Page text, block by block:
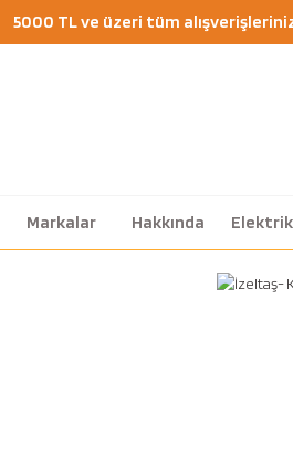
5000 TL ve üzeri tüm
Markalar Hakkında